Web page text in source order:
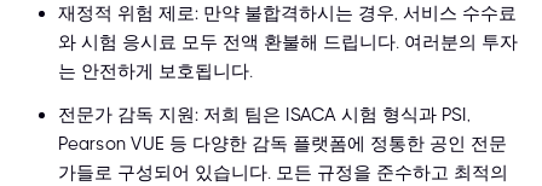
재정적 위험 제로: 만약 불합격하시는 경우, 서비스 수수료
와 시험 응시료 모두 전액 환불해 드립니다. 여러분의 투자
는 안전하게 보호됩니다.
전문가 감독 지원: 저희 팀은 ISACA 시험 형식과 PSI,
Pearson VUE 등 다양한 감독 플랫폼에 정통한 공인 전문
가들로 구성되어 있습니다. 모든 규정을 준수하고 최적의